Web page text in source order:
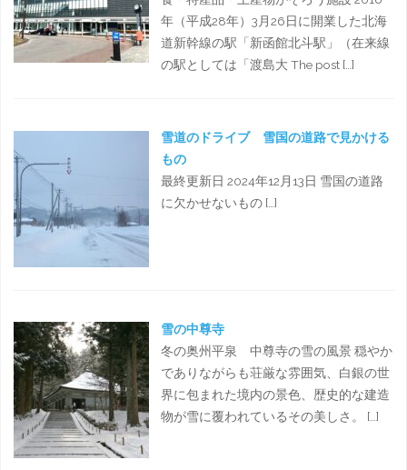
年（平成28年）3月26日に開業した北海
道新幹線の駅「新函館北斗駅」（在来線
の駅としては「渡島大 The post […]
雪道のドライブ 雪国の道路で見かける
もの
最終更新日 2024年12月13日 雪国の道路
に欠かせないもの […]
雪の中尊寺
冬の奥州平泉 中尊寺の雪の風景 穏やか
でありながらも荘厳な雰囲気、白銀の世
界に包まれた境内の景色、歴史的な建造
物が雪に覆われているその美しさ。 […]